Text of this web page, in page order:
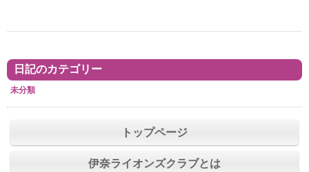
日記のカテゴリー
未分類
トップページ
伊奈ライオンズクラブとは